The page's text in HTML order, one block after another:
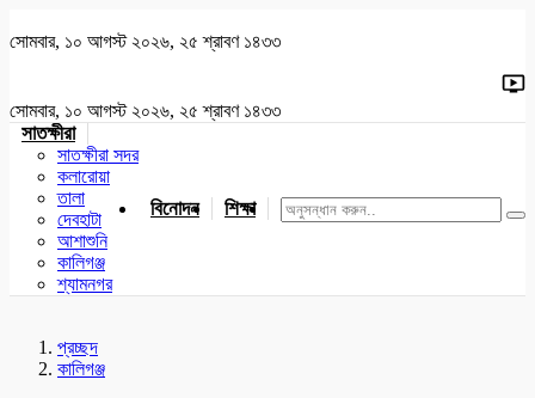
সোমবার, ১০ আগস্ট ২০২৬, ২৫ শ্রাবণ ১৪৩৩
সোমবার, ১০ আগস্ট ২০২৬, ২৫ শ্রাবণ ১৪৩৩
সাতক্ষীরা
সাতক্ষীরা সদর
কলারোয়া
তালা
দেবহাটা
আশাশুনি
কালিগঞ্জ
শ্যামনগর
বিনোদন শিক্ষা খেলাধুলা জাতীয় যশোর
প্রচ্ছদ
কালিগঞ্জ